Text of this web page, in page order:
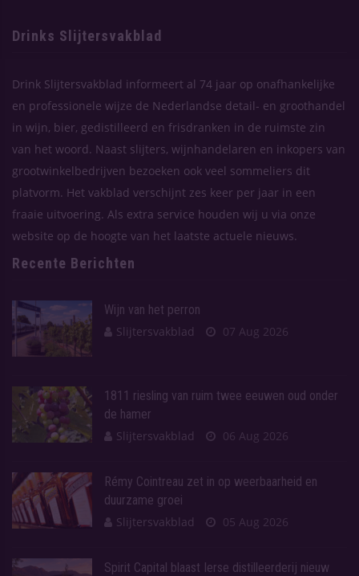
Drinks Slijtersvakblad
Drink Slijtersvakblad informeert al 74 jaar op onafhankelijke
en professionele wijze de Nederlandse detail- en groothandel
in wijn, bier, gedistilleerd en frisdranken in de ruimste zin
van het woord. Naast slijters, wijnhandelaren en inkopers van
grootwinkelbedrijven bezoeken ook veel sommeliers dit
platvorm. Het vakblad verschijnt zes keer per jaar in een
fraaie uitvoering. Als extra service houden wij u via onze
website op de hoogte van het laatste actuele nieuws.
Recente Berichten
Wijn van het perron
Slijtersvakblad
07 Aug 2026
1811 riesling van ruim twee eeuwen oud onder
de hamer
Slijtersvakblad
06 Aug 2026
Rémy Cointreau zet in op weerbaarheid en
duurzame groei
Slijtersvakblad
05 Aug 2026
Spirit Capital blaast Ierse distilleerderij nieuw